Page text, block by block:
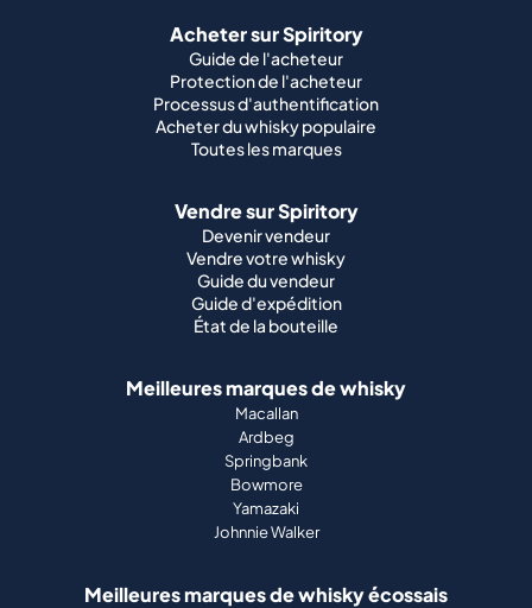
Acheter sur Spiritory
Guide de l'acheteur
Protection de l'acheteur
Processus d'authentification
Acheter du whisky populaire
Toutes les marques
Vendre sur Spiritory
Devenir vendeur
Vendre votre whisky
Guide du vendeur
Guide d'expédition
État de la bouteille
Meilleures marques de whisky
Macallan
Ardbeg
Springbank
Bowmore
Yamazaki
Johnnie Walker
Meilleures marques de whisky écossais